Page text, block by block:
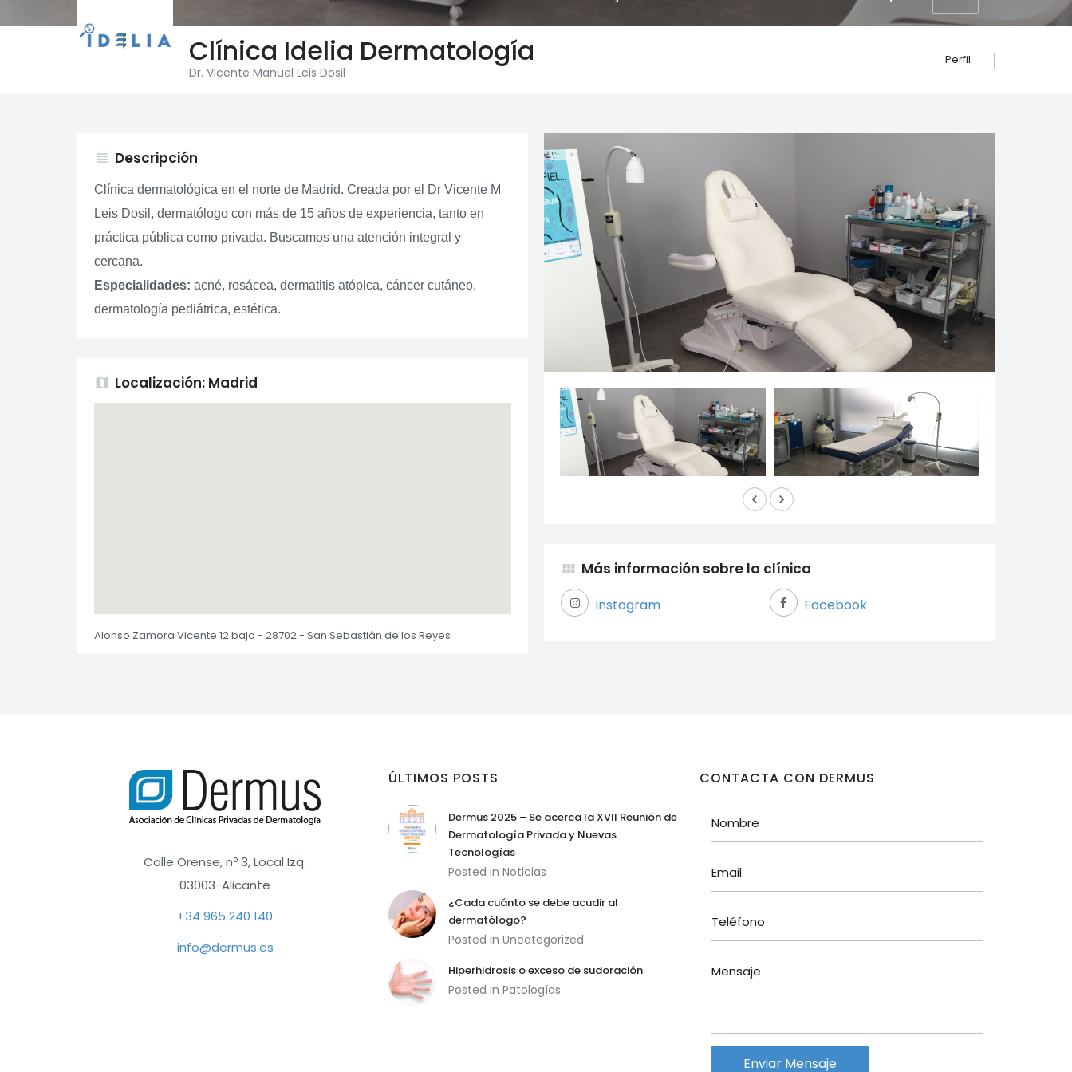
Clínica Idelia Dermatología
Dr. Vicente Manuel Leis Dosil
Perfil
view_headline Descripción
Clínica dermatológica en el norte de Madrid. Creada por el Dr Vicente M
Leis Dosil, dermatólogo con más de 15 años de experiencia, tanto en
práctica pública como privada. Buscamos una atención integral y
cercana.
Especialidades: acné, rosácea, dermatitis atópica, cáncer cutáneo,
dermatología pediátrica, estética.
keyboard_arrow_left keyboard_arrow_right
map Localización: Madrid
Alonso Zamora Vicente 12 bajo - 28702 - San Sebastián de los Reyes
view_module Más información sobre la clínica
Instagram Facebook
Calle Orense, nº 3, Local Izq.
03003-Alicante
+34 965 240 140
info@dermus.es
ÚLTIMOS POSTS
Dermus 2025 – Se acerca la XVII Reunión de
Dermatología Privada y Nuevas
Tecnologías
Posted in Noticias
¿Cada cuánto se debe acudir al
dermatólogo?
Posted in Uncategorized
Hiperhidrosis o exceso de sudoración
Posted in Patologías
CONTACTA CON DERMUS